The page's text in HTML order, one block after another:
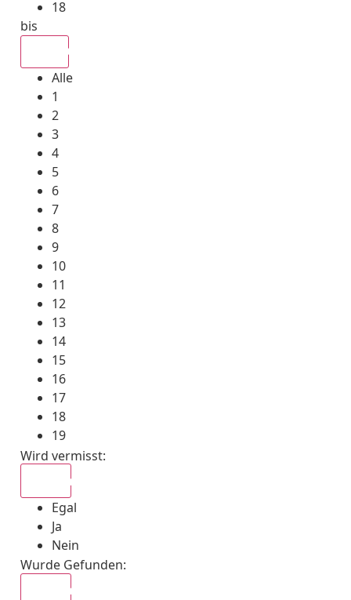
18
bis
Alle
1
2
3
4
5
6
7
8
9
10
11
12
13
14
15
16
17
18
19
Wird vermisst:
Egal
Ja
Nein
Wurde Gefunden: